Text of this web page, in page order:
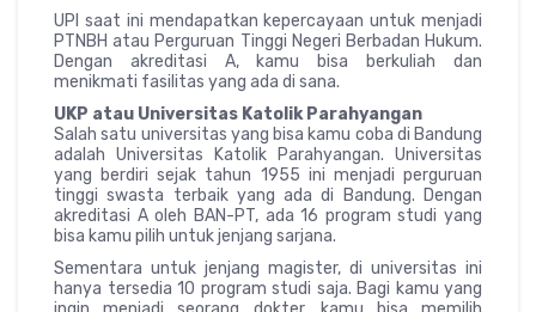
UPI saat ini mendapatkan kepercayaan untuk menjadi
PTNBH atau Perguruan Tinggi Negeri Berbadan Hukum.
Dengan akreditasi A, kamu bisa berkuliah dan
menikmati fasilitas yang ada di sana.
UKP atau Universitas Katolik Parahyangan
Salah satu universitas yang bisa kamu coba di Bandung
adalah Universitas Katolik Parahyangan. Universitas
yang berdiri sejak tahun 1955 ini menjadi perguruan
tinggi swasta terbaik yang ada di Bandung. Dengan
akreditasi A oleh BAN-PT, ada 16 program studi yang
bisa kamu pilih untuk jenjang sarjana.
Sementara untuk jenjang magister, di universitas ini
hanya tersedia 10 program studi saja. Bagi kamu yang